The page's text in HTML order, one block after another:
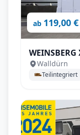
ab 119,00 €
EDITION
Walldürn
Teilintegriert